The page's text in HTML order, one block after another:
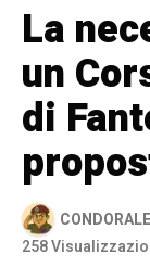
La
un
di
258